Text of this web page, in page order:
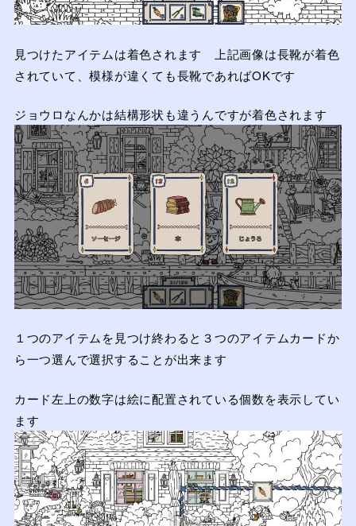
見つけたアイテムは着色されます 上記画像は長靴が着色
されていて、模様が違くても長靴であればOKです
ジョウロなんかは結構形状も違うんですが着色されます
１つのアイテムを見つけ終わると３つのアイテムカードか
ら一つ選んで選択することが出来ます
カード左上の数字は絵に配置されている個数を表示してい
ます